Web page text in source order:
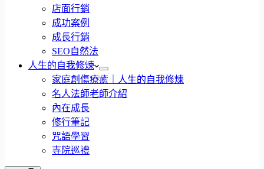
店面行銷
成功案例
成長行銷
SEO自然法
人生的自我修煉
家庭創傷療癒｜人生的自我修煉
名人法師老師介紹
內在成長
修行筆記
咒語學習
寺院巡禮